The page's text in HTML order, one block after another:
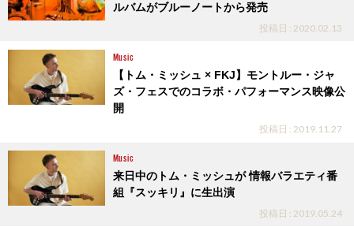
ルバムがブルーノートから発売
投稿日 : 2020.02.13
Music
【トム・ミッシュ × FKJ】モントルー・ジャ
ズ・フェスでのコラボ・パフォーマンス映像公
開
投稿日 : 2019.11.27
Music
来日中のトム・ミッシュが 情報バラエティ番
組『スッキリ』に生出演
投稿日 : 2019.05.24